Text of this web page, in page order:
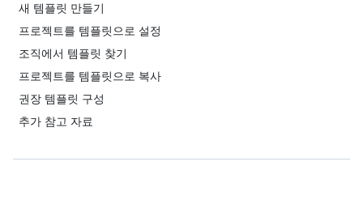
새 템플릿 만들기
프로젝트를 템플릿으로 설정
조직에서 템플릿 찾기
프로젝트를 템플릿으로 복사
권장 템플릿 구성
추가 참고 자료